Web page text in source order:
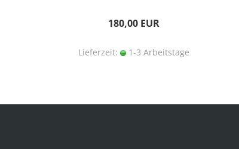
180,00 EUR
Lieferzeit: 1-3 Arbeitstage